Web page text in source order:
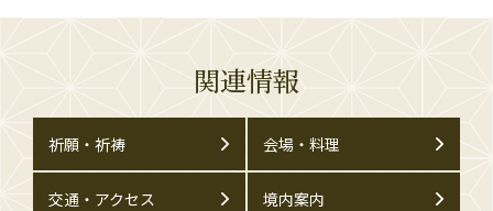
関連情報
祈願・祈祷 会場・料理
交通・アクセス 境内案内